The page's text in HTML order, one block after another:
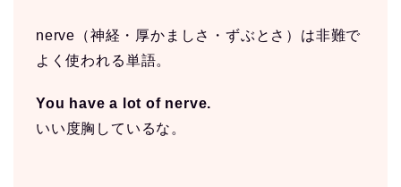
nerve（神経・厚かましさ・ずぶとさ）は非難で
よく使われる単語。
You have a lot of nerve.
いい度胸しているな。